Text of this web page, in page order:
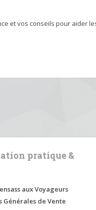
et vos conseils pour aider
pratique &
aux Voyageurs
Générales de Vente